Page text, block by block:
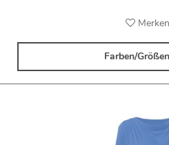
Merken
Farben/